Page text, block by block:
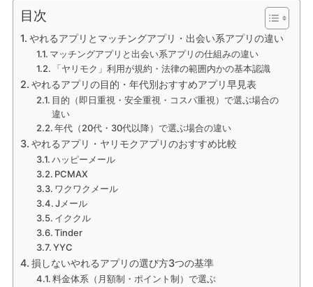
目次
やれるアプリとマッチングアプリ・出会い系アプリの違い
マッチングアプリと出会い系アプリの仕組みの違い
「ヤリモク」利用が規約・法律の範囲内かの基本認識
やれるアプリの目的・年代別おすすめアプリ早見表
目的（即日重視・安全重視・コスパ重視）で選ぶ場合の
違い
年代（20代・30代以降）で選ぶ場合の違い
やれるアプリ・ヤリモクアプリのおすすめ比較
ハッピーメール
PCMAX
ワクワクメール
Jメール
イククル
Tinder
YYC
損しないやれるアプリの選び方3つの基準
料金体系（月額制・ポイント制）で選ぶ